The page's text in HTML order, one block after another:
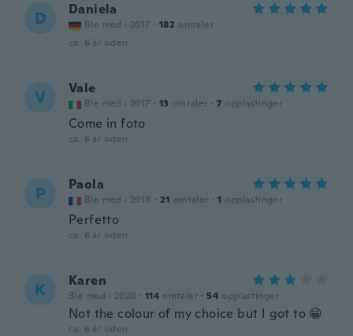
D Daniela
Ble med i 2017 · 182 omtaler
ca. 6 år siden
V Vale
Ble med i 2017 · 13 omtaler · 7 opplastinger
Come in foto
ca. 6 år siden
P Paola
Ble med i 2018 · 21 omtaler · 1 opplastinger
Perfetto
ca. 6 år siden
K Karen
Ble med i 2020 · 114 omtaler · 54 opplastinger
Not the colour of my choice but I got to 😁
ca. 6 år siden